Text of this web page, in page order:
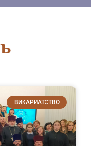
ВИКАРИАТСТВО